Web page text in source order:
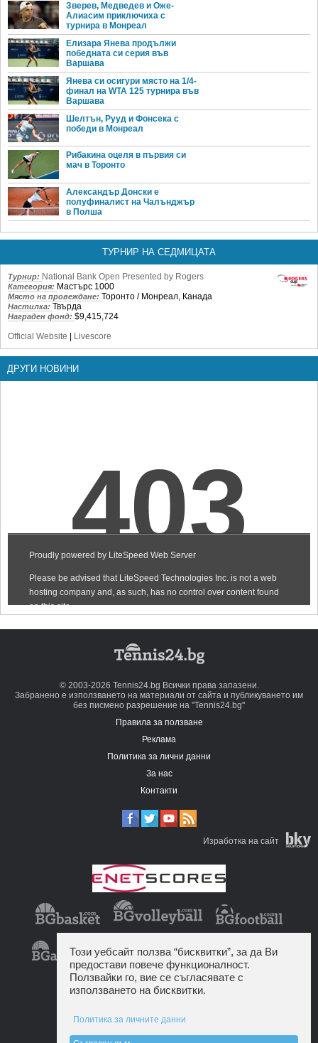
Зверев, Медведев и Оже-
Алиасим приключиха с
турнира в Монреал
Елизара Янева продължи
победната си серия във
Варшава
Янева си осигури място на 1/4-
финал на WTA 125 турнира във
Варшава
Шелтън, Рууд и Фонсека с
победи в Монреал
Рибакина оцеля в първия си
мач в Торонто
Александър Донски е
полуфиналист на Чалънджър
в Полша
ТУРНИР НА СЕДМИЦАТА
Турнир: National Bank Open Presented by Rogers
Категория: Мастърс 1000
Място на провеждане: Торонто / Монреал, Канада
Настилка: Твърда
Награден фонд: $9,415,724
Official Website | Livescore
ДРУГИ НОВИНИ
© 2003-2026 Tennis24.bg Всички права запазени.
Забранено е използването на материали от сайта и публикуването им
без писмено разрешение на "Tennis24.bg"
Правила за ползване
Реклама
Политика за лични данни
За нас
Контакти
Изработка на сайт
Този уебсайт ползва “бисквитки”, за да Ви
предостави повече функционалност.
Ползвайки го, вие се съгласявате с
използването на бисквитки.
Политика за личните данни